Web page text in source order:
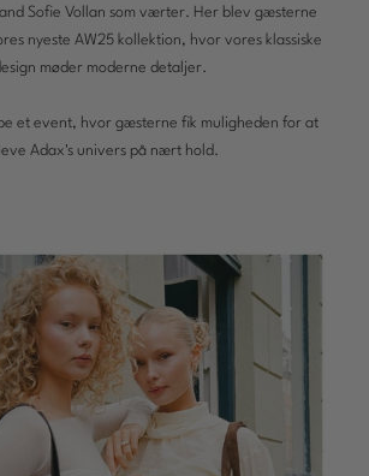
Sofie Vollan som værter. Her blev gæsterne
nyeste AW25 kollektion, hvor vores klassiske
møder moderne detaljer.
et event, hvor gæsterne fik muligheden for at
Adax's univers på nært hold.